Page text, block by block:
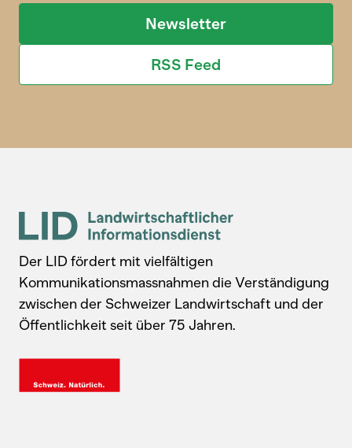
Newsletter
RSS Feed
Der LID fördert mit vielfältigen
Kommunikationsmassnahmen die Verständigung
zwischen der Schweizer Landwirtschaft und der
Öffentlichkeit seit über 75 Jahren.